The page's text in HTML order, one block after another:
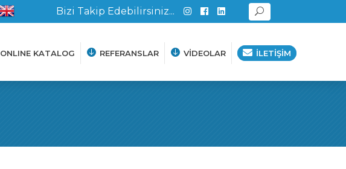
Bizi Takip Edebilirsiniz...
ONLINE KATALOG REFERANSLAR VİDEOLAR İLETİŞİM